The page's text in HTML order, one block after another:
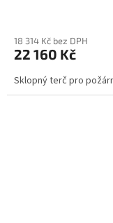
18 314 Kč bez DPH
22 160 Kč
Sklopný terč pro